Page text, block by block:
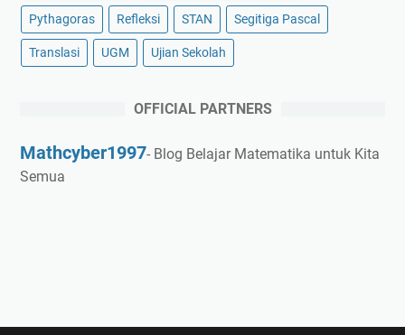
Pythagoras Refleksi STAN Segitiga Pascal
Translasi UGM Ujian Sekolah
OFFICIAL PARTNERS
Mathcyber1997- Blog Belajar Matematika untuk Kita
Semua